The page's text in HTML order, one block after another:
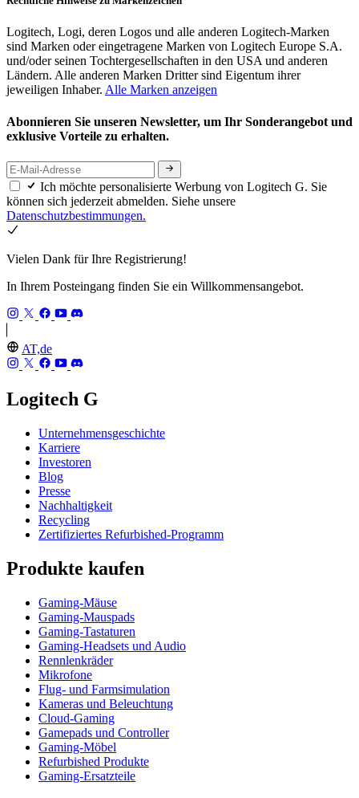
Logitech, Logi, deren Logos und alle anderen Logitech-Marken
sind Marken oder eingetragene Marken von Logitech Europe S.A.
und/oder seinen Tochtergesellschaften in den USA und anderen
Ländern. Alle anderen Marken Dritter sind Eigentum ihrer
jeweiligen Inhaber. Alle Marken anzeigen
Abonnieren Sie unseren Newsletter, um Ihr Sonderangebot und
exklusive Vorteile zu erhalten.
Ich möchte personalisierte Werbung von Logitech G. Sie
können sich jederzeit abmelden. Siehe unsere
Datenschutzbestimmungen.
Vielen Dank für Ihre Registrierung!
In Ihrem Posteingang finden Sie ein Willkommensangebot.
AT,de
Logitech G
Unternehmensgeschichte
Karriere
Investoren
Blog
Presse
Nachhaltigkeit
Recycling
Zertifiziertes Refurbished-Programm
Produkte kaufen
Gaming-Mäuse
Gaming-Mauspads
Gaming-Tastaturen
Gaming-Headsets und Audio
Rennlenkräder
Mikrofone
Flug- und Farmsimulation
Kameras und Beleuchtung
Cloud-Gaming
Gamepads und Controller
Gaming-Möbel
Refurbished Produkte
Gaming-Ersatzteile